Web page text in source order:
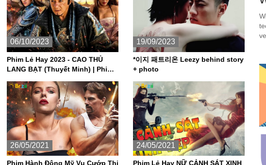
06/10/2023
Phim Lẻ Hay 2023 - CAO THỦ
LANG BẠT (Thuyết Minh) | Phim
19/09/2023
*이지 패트리온 Leezy behind story
+ photo
26/05/2021
Phim Hành Động Mỹ Vụ Cướp Thị
24/05/2021
Phim Lẻ Hay NỮ CẢNH SÁT XINH